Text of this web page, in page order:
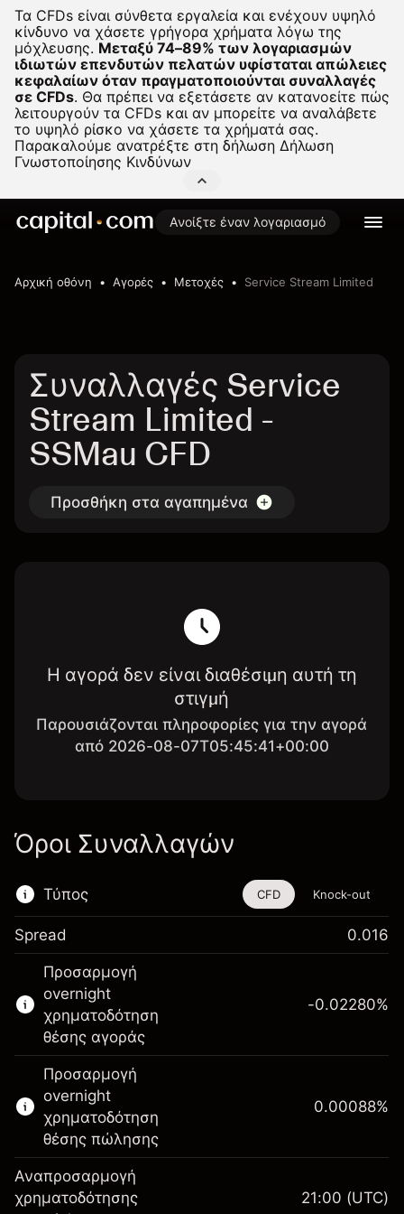
Τα CFDs είναι σύνθετα εργαλεία και ενέχουν υψηλό
κίνδυνο να χάσετε γρήγορα χρήματα λόγω της
μόχλευσης. Μεταξύ 74–89% των λογαριασμών
ιδιωτών επενδυτών πελατών υφίσταται απώλειες
κεφαλαίων όταν πραγματοποιούνται συναλλαγές
σε CFDs. Θα πρέπει να εξετάσετε αν κατανοείτε πώς
λειτουργούν τα CFDs και αν μπορείτε να αναλάβετε
το υψηλό ρίσκο να χάσετε τα χρήματά σας.
Παρακαλούμε ανατρέξτε στη δήλωση Δήλωση
Γνωστοποίησης Κινδύνων
Ανοίξτε έναν λογαριασμό
Αρχική οθόνη Αγορές Μετοχές Service Stream Limited
Συναλλαγές Service
Stream Limited -
SSMau CFD
Προσθήκη στα αγαπημένα
Η αγορά δεν είναι διαθέσιμη αυτή τη
στιγμή
Παρουσιάζονται πληροφορίες για την αγορά
από 2026-08-07T05:45:41+00:00
Όροι Συναλλαγών
Τύπος
Αυτό το χρηματοοικονομικό εργαλείο είναι
διαθέσιμο για διαπραγμάτευση μέσω CFDs
και Knock-outs.
Μάθετε περισσότερα σχετικά με:
CFDs
Knock-outs
CFD Knock-out
Spread 0.016
Προσαρμογή
overnight
χρηματοδότηση
θέσης αγοράς
Περιθώριο. Η επένδυσή
A$1,000.00
-0.02280%
Προσαρμογή
overnight
χρηματοδότηση
θέσης πώλησης
0.00088%
Αναπροσαρμογή
χρηματοδότησης
21:00 (UTC)